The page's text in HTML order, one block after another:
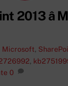
2013 â
Microsoft,
,
0